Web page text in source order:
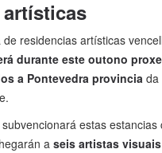
residencias artísticas
durante este outono
a Pontevedra provinciada
estas estancias
a seis artistas visuais